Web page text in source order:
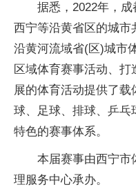
据悉，2022年，成
西宁等沿黄省区的城市
沿黄河流域省(区)城市
区域体育赛事活动、
展的体育活动提供了
球、足球、排球、乒
特色的赛事体系。
本届赛事由西宁市
理服务中心承办。